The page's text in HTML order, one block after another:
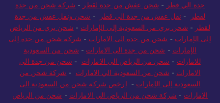
جدة الي قطر - شحن عفش من جدة لقطر - شركة شحن من جدة
لقطر
- نقل عفش من جدة الي قطر - شحن ونقل عفش من جدة
لقطر - شحن بري من السعودية إلى الإمارات - شحن بري من الرياض
إلى الإمارات - شحن من جدة الى الامارات - شركة شحن من جدة إلى
الإمارات - شحن من جدة الى الامارات - شحن من السعودية
للامارات - شحن من الرياض الى الامارات - شحن من جدة الى
الامارات - شحن من السعودية الي الامارات - شركة شحن من
السعودية إلى الإمارات - ارخص شركة شحن من السعودية الى
الامارات - شركة شحن من الرياض الي الامارات - شحن من الرياض